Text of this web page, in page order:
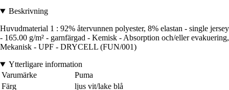
Beskrivning
Huvudmaterial 1 : 92% återvunnen polyester, 8% elastan - single jersey
- 165.00 g/m² - garnfärgad - Kemisk - Absorption och/eller evakuering,
Mekanisk - UPF - DRYCELL (FUN/001)
Ytterligare information
Varumärke
Puma
Färg
ljus vit/lake blå